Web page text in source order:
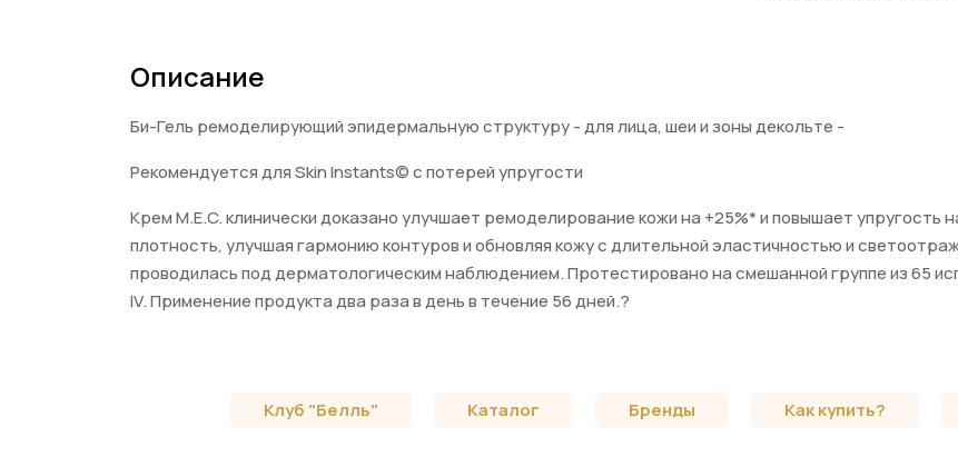
Описание
Би-Гель ремоделирующий эпидермальную структуру - для лица, шеи и зоны декольте -
Рекомендуется для Skin Instants© с потерей упругости
Крем M.E.C. клинически доказано улучшает ремоделирование кожи на +25%* и повышает упругость
плотность, улучшая гармонию контуров и обновляя кожу с длительной эластичностью и
проводилась под дерматологическим наблюдением. Протестировано на смешанной группе из 65
IV. Применение продукта два раза в день в течение 56 дней.?
Клуб "Белль" Каталог Бренды Как купить?